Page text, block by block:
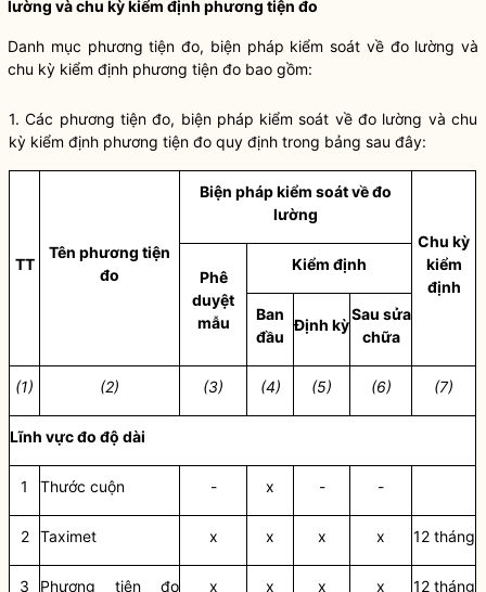
lường và chu kỳ kiểm định phương tiện đo
Danh mục phương tiện đo, biện pháp kiểm soát về đo lường và
chu kỳ kiểm định phương tiện đo bao gồm:
1. Các phương tiện đo, biện pháp kiểm soát về đo lường và chu
kỳ kiểm định phương tiện đo quy định trong bảng sau đây:
TT
Tên phương tiện
đo
Biện pháp kiểm soát về đo
lường
Chu kỳ
kiểm
định
Phê
duyệt
mẫu
Kiểm định
Ban
đầu
Định kỳ
Sau sửa
chữa
(1) (2) (3) (4) (5) (6) (7)
Lĩnh vựcđo độ dài
1 Thước cuộn - x - -
2 Taximet x x x x 12 tháng
3
Phương tiện đo
x x x x 12 tháng